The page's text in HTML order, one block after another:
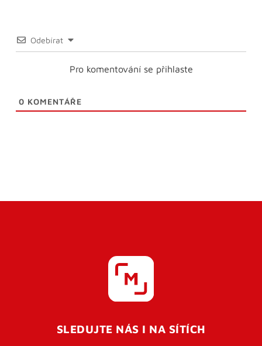
Odebírat
Pro komentování se přihlaste
0 KOMENTÁŘE
SLEDUJTE NÁS I NA SÍTÍCH